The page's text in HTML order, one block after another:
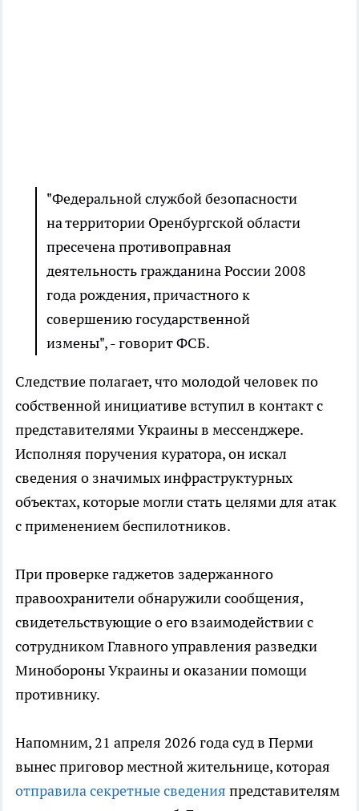
"Федеральной службой безопасности
на территории Оренбургской области
пресечена противоправная
деятельность гражданина России 2008
года рождения, причастного к
совершению государственной
измены", - говорит ФСБ.
Следствие полагает, что молодой человек по
собственной инициативе вступил в контакт с
представителями Украины в мессенджере.
Исполняя поручения куратора, он искал
сведения о значимых инфраструктурных
объектах, которые могли стать целями для атак
с применением беспилотников.
При проверке гаджетов задержанного
правоохранители обнаружили сообщения,
свидетельствующие о его взаимодействии с
сотрудником Главного управления разведки
Минобороны Украины и оказании помощи
противнику.
Напомним, 21 апреля 2026 года суд в Перми
вынес приговор местной жительнице, которая
отправила секретные сведения представителям